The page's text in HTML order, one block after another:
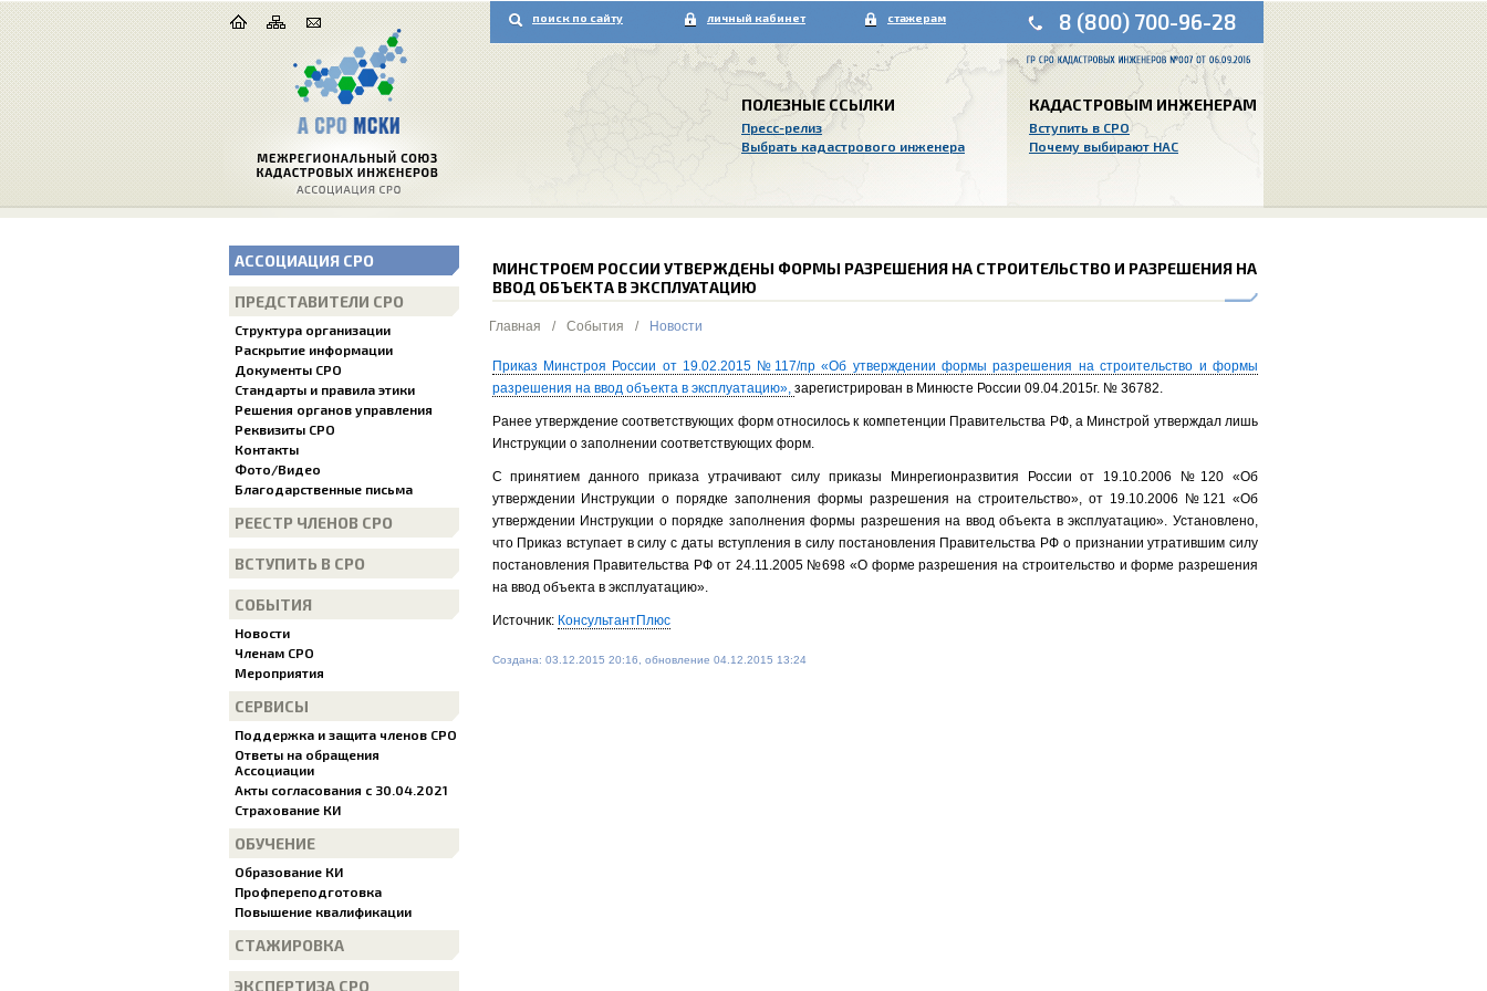
поиск по сайту личный кабинет стажерам 8 (800) 700-96-28
ПОЛЕЗНЫЕ ССЫЛКИ
Пресс-релиз
Выбрать кадастрового инженера
КАДАСТРОВЫМ ИНЖЕНЕРАМ
Вступить в СРО
Почему выбирают НАС
АССОЦИАЦИЯ СРО
ПРЕДСТАВИТЕЛИ СРО
Структура организации
Раскрытие информации
Документы СРО
Стандарты и правила этики
Решения органов управления
Реквизиты СРО
Контакты
Фото/Видео
Благодарственные письма
РЕЕСТР ЧЛЕНОВ СРО
ВСТУПИТЬ В СРО
СОБЫТИЯ
Новости
Членам СРО
Мероприятия
СЕРВИСЫ
Поддержка и защита членов СРО
Ответы на обращения
Ассоциации
Акты согласования с 30.04.2021
Страхование КИ
ОБУЧЕНИЕ
Образование КИ
Профпереподготовка
Повышение квалификации
СТАЖИРОВКА
ЭКСПЕРТИЗА СРО
МИНСТРОЕМ РОССИИ УТВЕРЖДЕНЫ ФОРМЫ РАЗРЕШЕНИЯ НА СТРОИТЕЛЬСТВО И РАЗРЕШЕНИЯ НА
ВВОД ОБЪЕКТА В ЭКСПЛУАТАЦИЮ
Главная / События / Новости
Приказ Минстроя России от 19.02.2015 №117/пр «Об утверждении формы разрешения на строительство и формы
разрешения на ввод объекта в эксплуатацию», зарегистрирован в Минюсте России 09.04.2015г. № 36782.
Ранее утверждение соответствующих форм относилось к компетенции Правительства РФ, а Минстрой утверждал лишь
Инструкции о заполнении соответствующих форм.
С принятием данного приказа утрачивают силу приказы Минрегионразвития России от 19.10.2006 №120 «Об
утверждении Инструкции о порядке заполнения формы разрешения на строительство», от 19.10.2006 №121 «Об
утверждении Инструкции о порядке заполнения формы разрешения на ввод объекта в эксплуатацию». Установлено,
что Приказ вступает в силу с даты вступления в силу постановления Правительства РФ о признании утратившим силу
постановления Правительства РФ от 24.11.2005 №698 «О форме разрешения на строительство и форме разрешения
на ввод объекта в эксплуатацию».
Источник: КонсультантПлюс
Создана: 03.12.2015 20:16, обновление 04.12.2015 13:24